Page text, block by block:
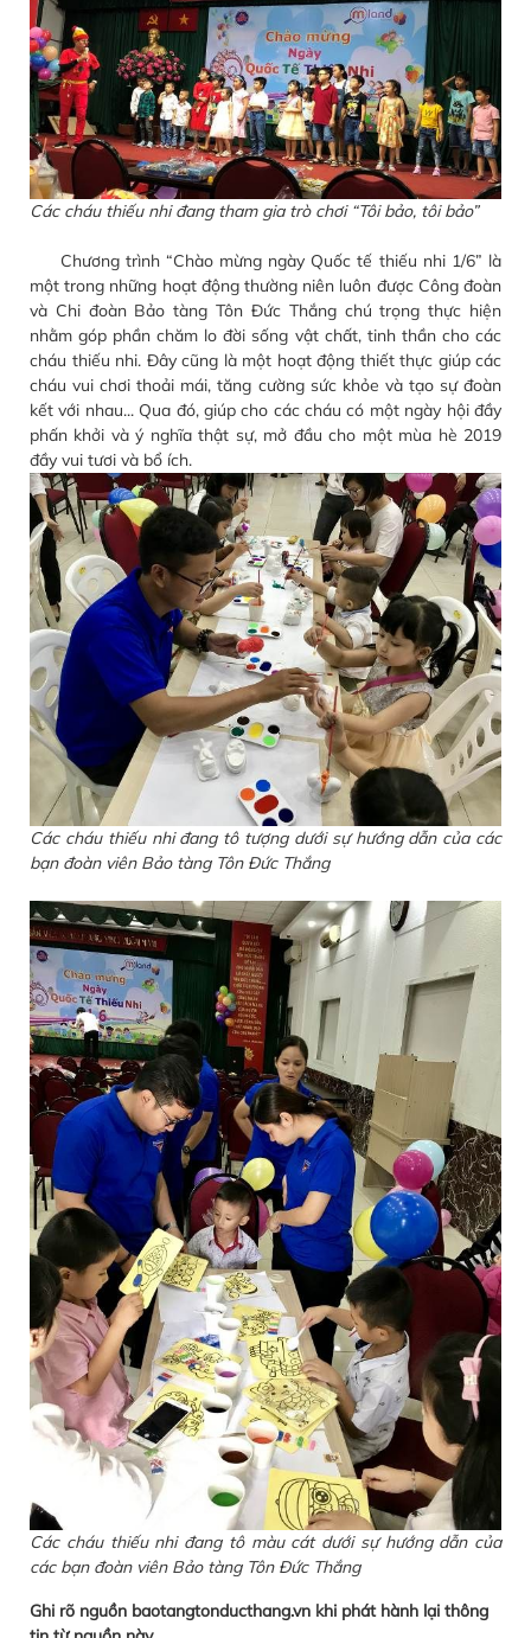
Các cháu thiếu nhi đang tham gia trò chơi “Tôi bảo, tôi bảo”
Chương trình “Chào mừng ngày Quốc tế thiếu nhi 1/6” là
một trong những hoạt động thường niên luôn được Công đoàn
và Chi đoàn Bảo tàng Tôn Đức Thắng chú trọng thực hiện
nhằm góp phần chăm lo đời sống vật chất, tinh thần cho các
cháu thiếu nhi. Đây cũng là một hoạt động thiết thực giúp các
cháu vui chơi thoải mái, tăng cường sức khỏe và tạo sự đoàn
kết với nhau... Qua đó, giúp cho các cháu có một ngày hội đầy
phấn khởi và ý nghĩa thật sự, mở đầu cho một mùa hè 2019
đầy vui tươi và bổ ích.
Các cháu thiếu nhi đang tô tượng dưới sự hướng dẫn của các
bạn đoàn viên Bảo tàng Tôn Đức Thắng
Các cháu thiếu nhi đang tô màu cát dưới sự hướng dẫn của
các bạn đoàn viên Bảo tàng Tôn Đức Thắng
Ghi rõ nguồn baotangtonducthang.vn khi phát hành lại thông